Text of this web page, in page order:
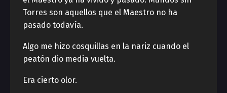
Torres son aquellos que el Maestro no ha
pasado todavía.
Algo me hizo cosquillas en la nariz cuando el
peatón dio media vuelta.
Era cierto olor.